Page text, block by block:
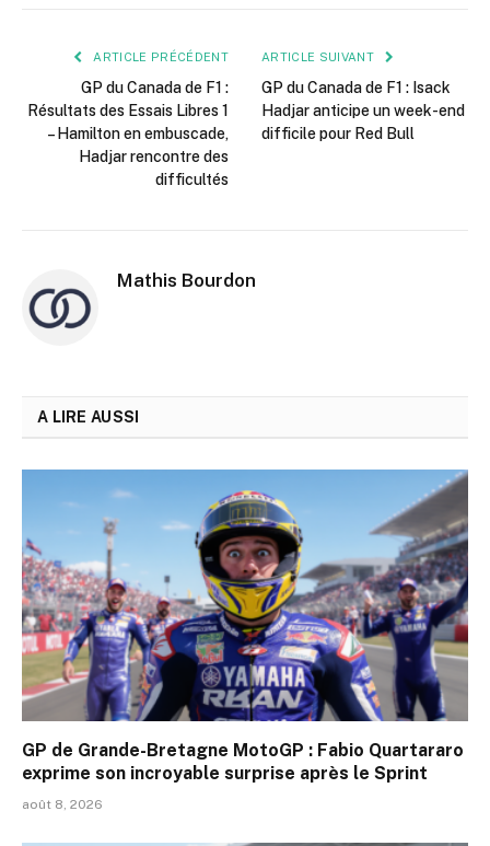
ARTICLE PRÉCÉDENT
GP du Canada de F1 :
Résultats des Essais Libres 1
– Hamilton en embuscade,
Hadjar rencontre des
difficultés
ARTICLE SUIVANT
GP du Canada de F1 : Isack
Hadjar anticipe un week-end
difficile pour Red Bull
Mathis Bourdon
A LIRE AUSSI
GP de Grande-Bretagne MotoGP : Fabio Quartararo
exprime son incroyable surprise après le Sprint
août 8, 2026